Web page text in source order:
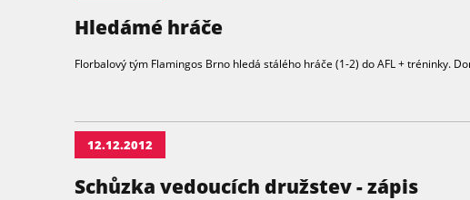
Hledámé hráče
Florbalový tým Flamingos Brno hledá stálého hráče (1-2) do AFL + tréninky.
12.12.2012
Schůzka vedoucích družstev - zápis